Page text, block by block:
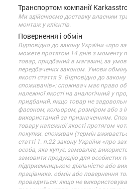
Транспортом компанії
Ми здійснюємо доставку власним
монтаж у клієнтів.
Повернення і обмін
Відповідно до закону України «про
можете протягом 14 днів з моменту
товар, придбаний в магазині, за
передбачених законом. Умови
якості стаття 9. Відповідно до
споживачів»: споживач має право
належної якості на аналогічний у
придбаний, якщо товар не
фасоном, кольором, розміром або з
використаний за призначенням.
товару належної якості протягом
покупки. споживач (термін
статті 1. п.22 закону України «про
особа, яка купує, замовляє,
замовити продукцію для особистих
підприємницькою діяльністю або
працівника. обмін або повернення
провадиться: якщо не